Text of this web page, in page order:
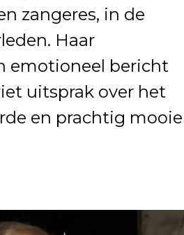
zangeres, in de
Haar
emotioneel bericht
uitsprak over het
en prachtig mooie